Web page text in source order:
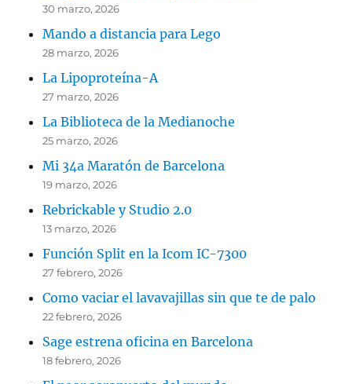
30 marzo, 2026
Mando a distancia para Lego
28 marzo, 2026
La Lipoproteína-A
27 marzo, 2026
La Biblioteca de la Medianoche
25 marzo, 2026
Mi 34a Maratón de Barcelona
19 marzo, 2026
Rebrickable y Studio 2.0
13 marzo, 2026
Función Split en la Icom IC-7300
27 febrero, 2026
Como vaciar el lavavajillas sin que te de palo
22 febrero, 2026
Sage estrena oficina en Barcelona
18 febrero, 2026